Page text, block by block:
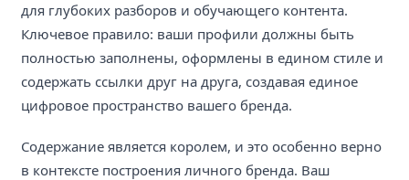
для глубоких разборов и обучающего контента.
Ключевое правило: ваши профили должны быть
полностью заполнены, оформлены в едином стиле и
содержать ссылки друг на друга, создавая единое
цифровое пространство вашего бренда.
Содержание является королем, и это особенно верно
в контексте построения личного бренда. Ваш